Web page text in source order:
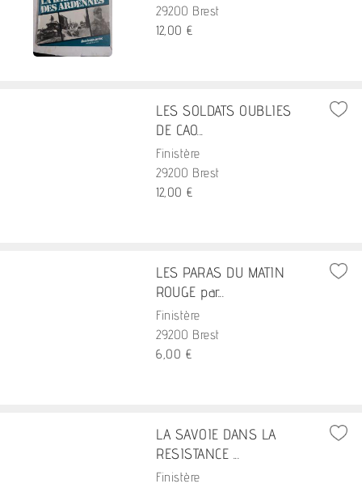
29200 Brest
12,00 €
LES SOLDATS OUBLIES
DE CAO...
Finistère
29200 Brest
12,00 €
LES PARAS DU MATIN
ROUGE par...
Finistère
29200 Brest
6,00 €
LA SAVOIE DANS LA
RESISTANCE ...
Finistère